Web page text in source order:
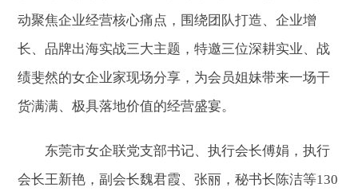
动聚焦企业经营核心痛点，围绕团队打造、企业增
长、品牌出海实战三大主题，特邀三位深耕实业、战
绩斐然的女企业家现场分享，为会员姐妹带来一场干
货满满、极具落地价值的经营盛宴。
东莞市女企联党支部书记、执行会长傅娟，执行
会长王新艳，副会长魏君霞、张丽，秘书长陈洁等130